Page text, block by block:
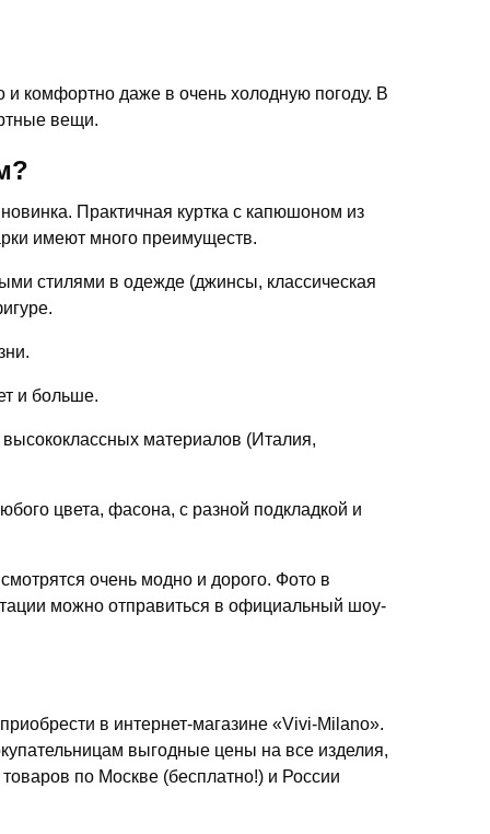
и комфортно даже в очень холодную погоду. В
вещи.
Практичная куртка с капюшоном из
имеют много преимуществ.
стилями в одежде (джинсы, классическая
и больше.
материалов (Италия,
цвета, фасона, с разной подкладкой и
очень модно и дорого. Фото в
можно отправиться в официальный шоу-
в интернет-магазине «Vivi-Milano».
выгодные цены на все изделия,
по Москве (бесплатно!) и России